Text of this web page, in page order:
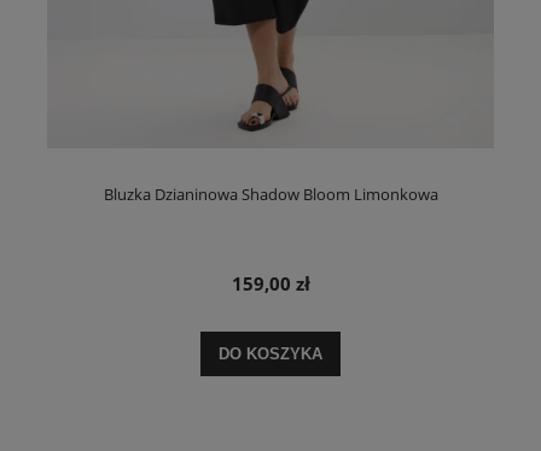
Bluzka Dzianinowa Shadow Bloom Limonkowa
159,00 zł
DO KOSZYKA